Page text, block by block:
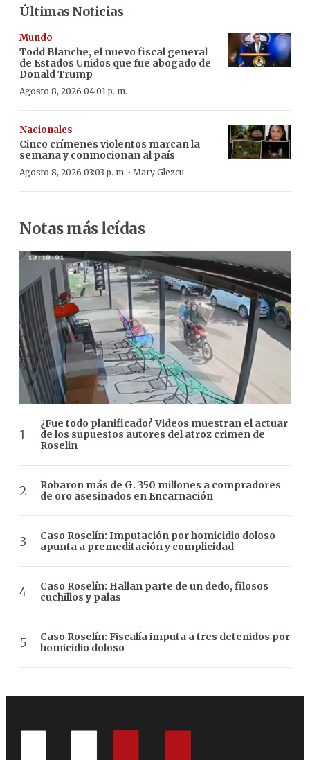
Últimas Noticias
Mundo
Todd Blanche, el nuevo fiscal general
de Estados Unidos que fue abogado de
Donald Trump
Agosto 8, 2026 04:01 p. m.
Nacionales
Cinco crímenes violentos marcan la
semana y conmocionan al país
Agosto 8, 2026 03:03 p. m. · Mary Glezcu
Notas más leídas
¿Fue todo planificado? Videos muestran el actuar
de los supuestos autores del atroz crimen de
Roselin
Robaron más de G. 350 millones a compradores
de oro asesinados en Encarnación
Caso Roselín: Imputación por homicidio doloso
apunta a premeditación y complicidad
Caso Roselín: Hallan parte de un dedo, filosos
cuchillos y palas
Caso Roselín: Fiscalía imputa a tres detenidos por
homicidio doloso